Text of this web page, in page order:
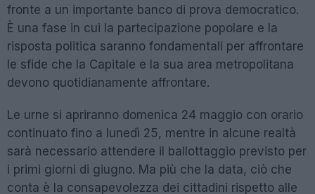
fronte a un importante banco di prova democratico.
È una fase in cui la partecipazione popolare e la
risposta politica saranno fondamentali per affrontare
le sfide che la Capitale e la sua area metropolitana
devono quotidianamente affrontare.
Le urne si apriranno domenica 24 maggio con orario
continuato fino a lunedì 25, mentre in alcune realtà
sarà necessario attendere il ballottaggio previsto per
i primi giorni di giugno. Ma più che la data, ciò che
conta è la consapevolezza dei cittadini rispetto alle